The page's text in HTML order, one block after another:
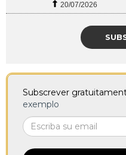
20/07/2026
Subscrever
exemplo